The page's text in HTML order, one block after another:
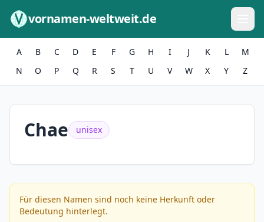
vornamen-weltweit.de
A B C D E F G H I J K L
M
N
O P Q R S T U V W X Y Z
Chae unisex
Für diesen Namen sind noch keine Herkunft oder
Bedeutung hinterlegt.